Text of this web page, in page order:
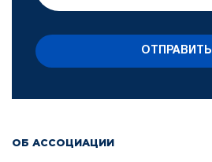
ОБ АССОЦИАЦИИ
ОТПРАВИТЬ